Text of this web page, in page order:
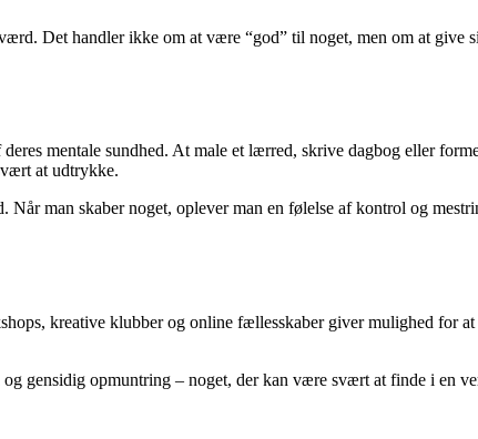
Det handler ikke om at være “god” til noget, men om at
mentale sundhed. At male et lærred, skrive dagbog eller
at udtrykke.
man skaber noget, oplever man en følelse af kontrol og
kreative klubber og online fællesskaber giver mulighed for
gensidig opmuntring – noget, der kan være svært at finde i en